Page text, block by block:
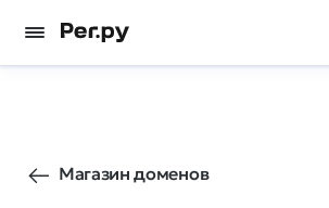
Магазин доменов